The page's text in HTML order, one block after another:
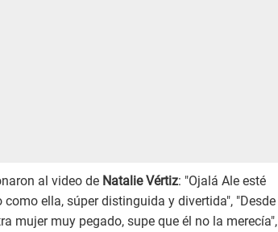
al video de Natalie Vértiz: "Ojalá Ale esté
ella, súper distinguida y divertida", "Desde
mujer muy pegado, supe que él no la merecía",